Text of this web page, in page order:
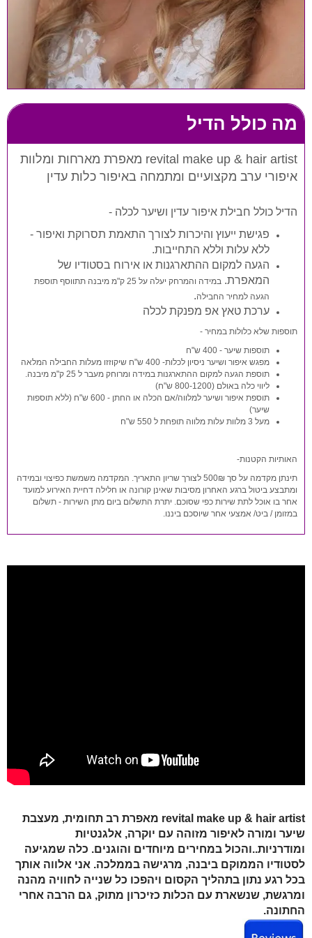
מה כולל הדיל
revital make up & hair artist מאפרת מארחות ומלוות
איפורי ערב מקצועיים ומתמחה באיפור כלות עדין
הדיל כולל חבילת איפור עדין ושיער לכלה -
פגישת ייעוץ והיכרות לצורך התאמת תסרוקת ואיפור -
ללא עלות וללא התחייבות.
הגעה למקום ההתארגנות או אירוח בסטודיו של
המאפרת.
במידה והמרחק יעלה על 25 ק"מ מיבנה תתווסף תוספת
הגעה למחיר החבילה.
ערכת טאץ אפ מפנקת לכלה
תוספות שלא כלולות במחיר -
תוספות שיער - 400 ש"ח
מפגש איפור ושיער ניסיון לכלות- 400 ש"ח שיקוזזו מעלות החבילה המלאה
תוספת הגעה למקום ההתארגנות במידה ומרוחק מעבר ל 25 ק"מ מיבנה.
ליווי כלה באולם (800-1200 ש"ח)
תוספת איפור ושיער למלווה/אם הכלה או החתן - 600 ש"ח (ללא תוספות
שיער)
מעל 3 מלוות עלות מלווה תופחת ל 550 ש"ח
האותיות הקטנות-
תינתן מקדמה על סך 500₪ לצורך שריון התאריך. המקדמה משמשת כפיצוי ובמידה
ומתבצע ביטול ברגע האחרון מסיבות שאינן קורונה או חלילה דחיית האירוע למועד
אחר בו אוכל לתת שירות כפי שסוכם. יתרת התשלום ביום מתן השירות - תשלום
במזומן / ביט/ אמצעי אחר שיוסכם ביננו.
revital make up & hair artist מאפרת רב תחומית, מעצבת
שיער ומורה לאיפור מזוהה עם יוקרה, אלגנטיות
ומודרניות..והכול במחירים מיוחדים והוגנים. כלה שמגיעה
לסטודיו הממוקם ביבנה, מרגישה בממלכה. אני אלווה אותך
בכל רגע נתון בתהליך הקסום ויהפכו כל שנייה לחוויה מהנה
ומרגשת, שנשארת עם הכלות כזיכרון מתוק, גם הרבה אחרי
החתונה.